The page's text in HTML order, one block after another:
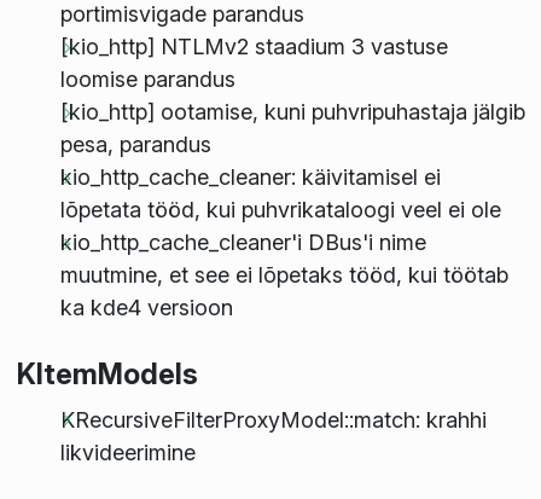
portimisvigade parandus
[kio_http] NTLMv2 staadium 3 vastuse
loomise parandus
[kio_http] ootamise, kuni puhvripuhastaja jälgib
pesa, parandus
kio_http_cache_cleaner: käivitamisel ei
lõpetata tööd, kui puhvrikataloogi veel ei ole
kio_http_cache_cleaner'i DBus'i nime
muutmine, et see ei lõpetaks tööd, kui töötab
ka kde4 versioon
KItemModels
KRecursiveFilterProxyModel::match: krahhi
likvideerimine